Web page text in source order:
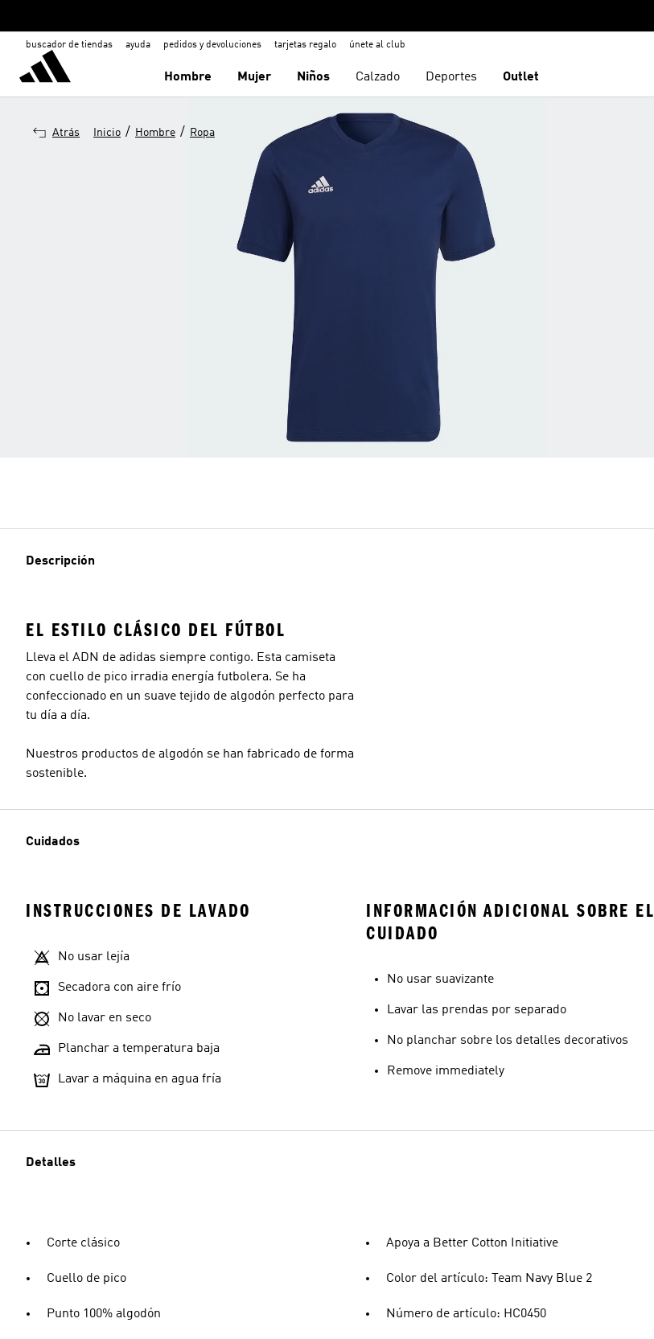
buscador de tiendas ayuda pedidos y devoluciones tarjetas regalo únete al club
Hombre Mujer Niños Calzado Deportes Outlet
Atrás Inicio / Hombre / Ropa
Descripción
EL ESTILO CLÁSICO DEL FÚTBOL
Lleva el ADN de adidas siempre contigo. Esta camiseta
con cuello de pico irradia energía futbolera. Se ha
confeccionado en un suave tejido de algodón perfecto para
tu día a día.
Nuestros productos de algodón se han fabricado de forma
sostenible.
Cuidados
INSTRUCCIONES DE LAVADO
No usar lejía
Secadora con aire frío
No lavar en seco
Planchar a temperatura baja
Lavar a máquina en agua fría
INFORMACIÓN ADICIONAL SOBRE EL
CUIDADO
No usar suavizante
Lavar las prendas por separado
No planchar sobre los detalles decorativos
Remove immediately
Detalles
Corte clásico
Cuello de pico
Punto 100% algodón
Apoya a Better Cotton Initiative
Color del artículo: Team Navy Blue 2
Número de artículo: HC0450